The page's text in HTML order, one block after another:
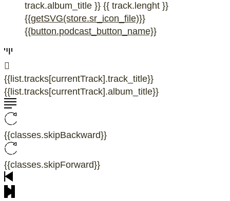
track.album_title }} {{ track.lenght }}
{{getSVG(store.sr_icon_file)}}
{{button.podcast_button_name}}
{{list.tracks[currentTrack].track_title}}
{{list.tracks[currentTrack].album_title}}
{{classes.skipBackward}}
{{classes.skipForward}}